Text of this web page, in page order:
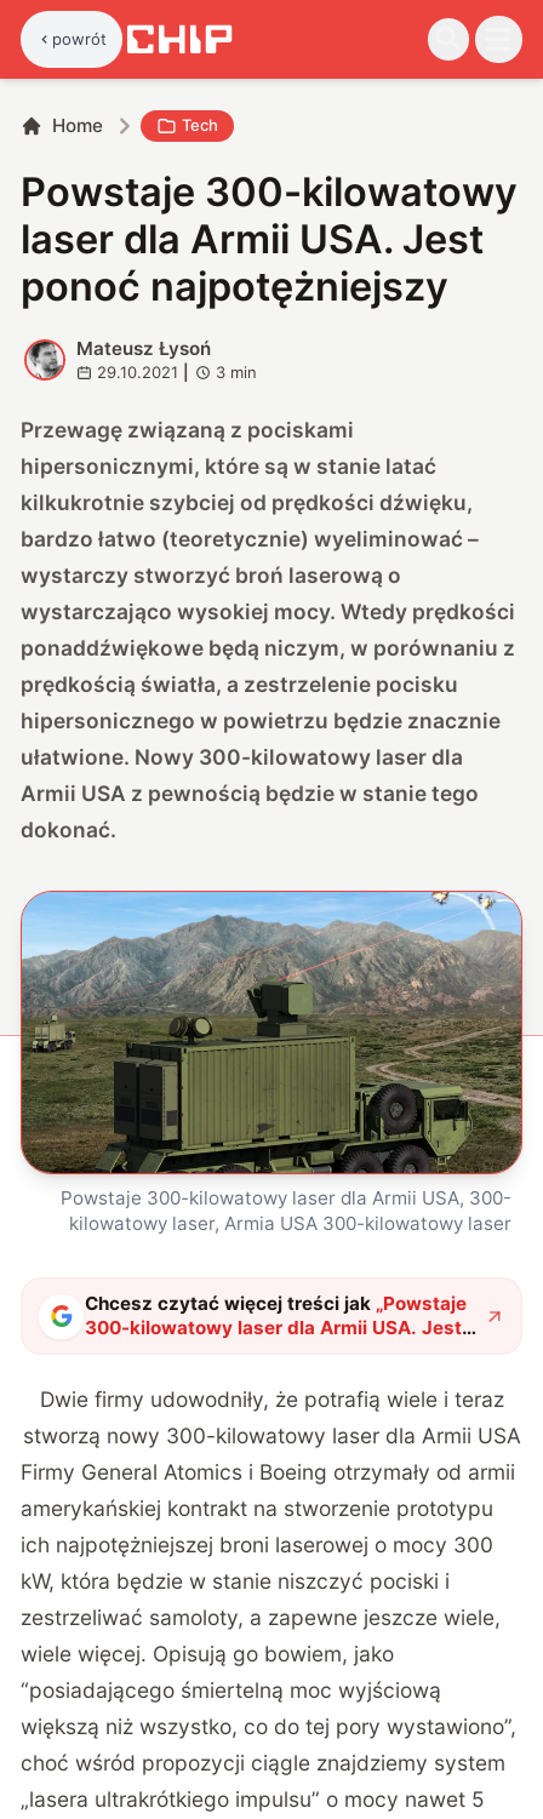
powrót
Home Tech
Powstaje 300-kilowatowy
laser dla Armii USA. Jest
ponoć najpotężniejszy
M
Mateusz Łysoń
29.10.2021 3 min
Przewagę związaną z pociskami
hipersonicznymi, które są w stanie latać
kilkukrotnie szybciej od prędkości dźwięku,
bardzo łatwo (teoretycznie) wyeliminować –
wystarczy stworzyć broń laserową o
wystarczająco wysokiej mocy. Wtedy prędkości
ponaddźwiękowe będą niczym, w porównaniu z
prędkością światła, a zestrzelenie pocisku
hipersonicznego w powietrzu będzie znacznie
ułatwione. Nowy 300-kilowatowy laser dla
Armii USA z pewnością będzie w stanie tego
dokonać.
Powstaje 300-kilowatowy laser dla Armii USA, 300-
kilowatowy laser, Armia USA 300-kilowatowy laser
Chcesz czytać więcej treści jak „Powstaje
300-kilowatowy laser dla Armii USA. Jest
ponoć najpotężniejszy"?
Dwie firmy udowodniły, że potrafią wiele i teraz
stworzą nowy 300-kilowatowy laser dla Armii USA
Firmy General Atomics i Boeing otrzymały od armii
amerykańskiej kontrakt na stworzenie prototypu
ich najpotężniejszej broni laserowej o mocy 300
kW, która będzie w stanie niszczyć pociski i
zestrzeliwać samoloty, a zapewne jeszcze wiele,
wiele więcej. Opisują go bowiem, jako
“posiadającego śmiertelną moc wyjściową
większą niż wszystko, co do tej pory wystawiono”,
choćwśród propozycji ciągle znajdziemy system
„lasera ultrakrótkiego impulsu” o mocy nawet 5